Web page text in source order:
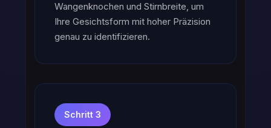
Wangenknochen und Stirnbreite, um
Ihre Gesichtsform mit hoher Präzision
genau zu identifizieren.
Schritt 3